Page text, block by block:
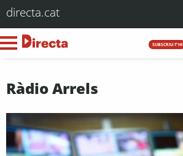
directa.cat
SUBSCRIU-T'HI
Ràdio Arrels